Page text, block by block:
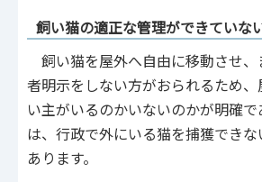
飼い猫の適正な管理ができていな
飼い猫を屋外へ自由に移動させ、
者明示をしない方がおられるため
い主がいるのかいないのかが明確
は、行政で外にいる猫を捕獲でき
あります。